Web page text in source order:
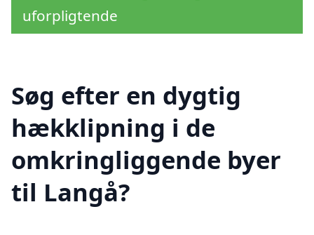
uforpligtende
Søg efter en dygtig
hækklipning i de
omkringliggende byer
til Langå?